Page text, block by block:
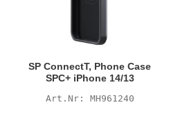
SP ConnectT, Phone Case
SPC+ iPhone 14/13
MH961240